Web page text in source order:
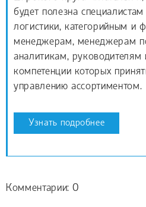
будет полезна
логистики, категорийным и
менеджерам, менеджерам
аналитикам,
компетенции которых
управлению ассортиментом.
Узнать подробнее
Комментарии: 0